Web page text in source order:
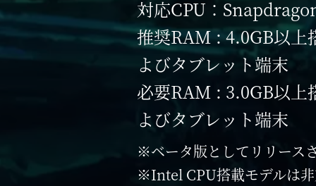
対応CPU：
推奨RAM : 4.0GB以上
よびタブレット端末
必要RAM : 3.0GB以上
よびタブレット端末
※ベータ版としてリリース
※Intel CPU搭載モデルは